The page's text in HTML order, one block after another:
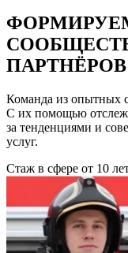
ПАРТНЁРОВ
Команда из опытных
С их помощью
за тенденциями и
услуг.
Стаж в сфере от 10